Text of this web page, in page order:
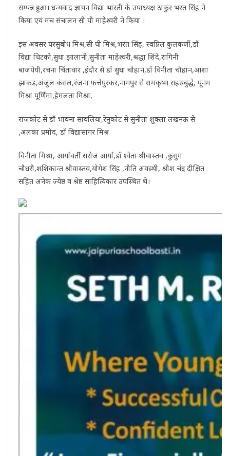
सम्पन्न हुआ। धन्यवाद ज्ञापन विद्या भारती के उपाध्यक्ष ठाकुर भरत सिंह ने
किया एवं मंच संचालन सी पी माहेश्वरी ने किया ।
इस अवसर परसुबोध मिश्र,सी पी मिश्र,भरत सिंह, स्वप्निल कुलकर्णी,डॉ
विद्या चिटको,सुधा झालानी,सुनीता माहेश्वरी,श्रद्धा शिंदे,रागिनी
बाजपेयी,रचना चिंतावार ,इंदौर से डॉ सुधा चौहान,डॉ विनीता चौहान,आशा
झाकड,अंजुल कंसल,रंजना फत्तेपुरकर,नागपुर से रामकृष्ण सहस्रबुद्धे, पूनम
मिश्रा पूर्णिमा,हेमलता मिश्रा,
राजकोट से डॉ भावना सावलिया,रेनुकोट से सुनीता शुक्ला लखनऊ से
,अलका प्रमोद, डॉ विद्यासागर मिश्र
विनीता मिश्रा, आर्यावर्ती सरोज आर्या,डॉ श्वेता श्रीवास्तव ,कुसुम
चौधरी,शशिकान्त श्रीवास्तव,योगेश सिंह ,नीति अवस्थी, श्रीश चंद्र दीक्षित
सहित अनेक ज्येष्ठ व श्रेष्ठ साहित्यिकार उपस्थित थे।